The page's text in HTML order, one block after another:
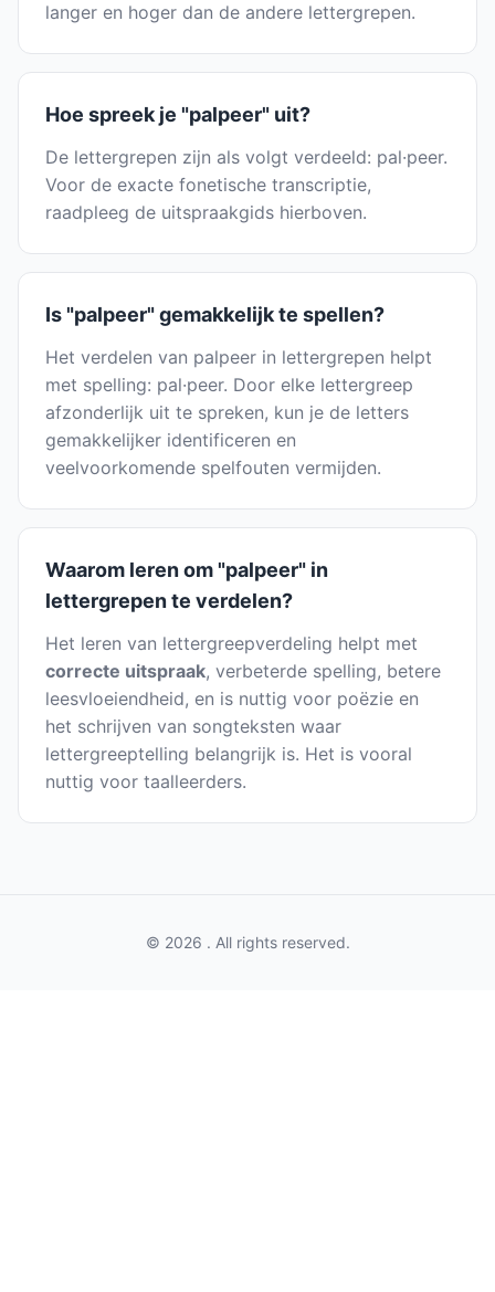
langer en hoger dan de andere lettergrepen.
Hoe spreek je "palpeer" uit?
De lettergrepen zijn als volgt verdeeld: pal·peer.
Voor de exacte fonetische transcriptie,
raadpleeg de uitspraakgids hierboven.
Is "palpeer" gemakkelijk te spellen?
Het verdelen van palpeer in lettergrepen helpt
met spelling: pal·peer. Door elke lettergreep
afzonderlijk uit te spreken, kun je de letters
gemakkelijker identificeren en
veelvoorkomende spelfouten vermijden.
Waarom leren om "palpeer" in
lettergrepen te verdelen?
Het leren van lettergreepverdeling helpt met
correcte uitspraak, verbeterde spelling, betere
leesvloeiendheid, en is nuttig voor poëzie en
het schrijven van songteksten waar
lettergreeptelling belangrijk is. Het is vooral
nuttig voor taalleerders.
© 2026 . All rights reserved.